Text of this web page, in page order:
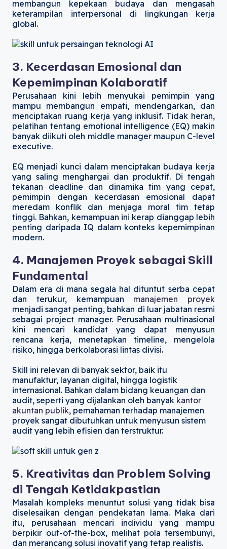
membangun kepekaan budaya dan mengasah
keterampilan interpersonal di lingkungan kerja
global.
3. Kecerdasan Emosional dan
Kepemimpinan Kolaboratif
Perusahaan kini lebih menyukai pemimpin yang
mampu membangun empati, mendengarkan, dan
menciptakan ruang kerja yang inklusif. Tidak heran,
pelatihan tentang emotional intelligence (EQ) makin
banyak diikuti oleh middle manager maupun C-level
executive.
EQ menjadi kunci dalam menciptakan budaya kerja
yang saling menghargai dan produktif. Di tengah
tekanan deadline dan dinamika tim yang cepat,
pemimpin dengan kecerdasan emosional dapat
meredam konflik dan menjaga moral tim tetap
tinggi. Bahkan, kemampuan ini kerap dianggap lebih
penting daripada IQ dalam konteks kepemimpinan
modern.
4. Manajemen Proyek sebagai Skill
Fundamental
Dalam era di mana segala hal dituntut serba cepat
dan terukur, kemampuan manajemen proyek
menjadi sangat penting, bahkan di luar jabatan resmi
sebagai project manager. Perusahaan multinasional
kini mencari kandidat yang dapat menyusun
rencana kerja, menetapkan timeline, mengelola
risiko, hingga berkolaborasi lintas divisi.
Skill ini relevan di banyak sektor, baik itu
manufaktur, layanan digital, hingga logistik
internasional. Bahkan dalam bidang keuangan dan
audit, seperti yang dijalankan oleh banyak kantor
akuntan publik, pemahaman terhadap manajemen
proyek sangat dibutuhkan untuk menyusun sistem
audit yang lebih efisien dan terstruktur.
5. Kreativitas dan Problem Solving
di Tengah Ketidakpastian
Masalah kompleks menuntut solusi yang tidak bisa
diselesaikan dengan pendekatan lama. Maka dari
itu, perusahaan mencari individu yang mampu
berpikir out-of-the-box, melihat pola tersembunyi,
dan merancang solusi inovatif yang tetap realistis.